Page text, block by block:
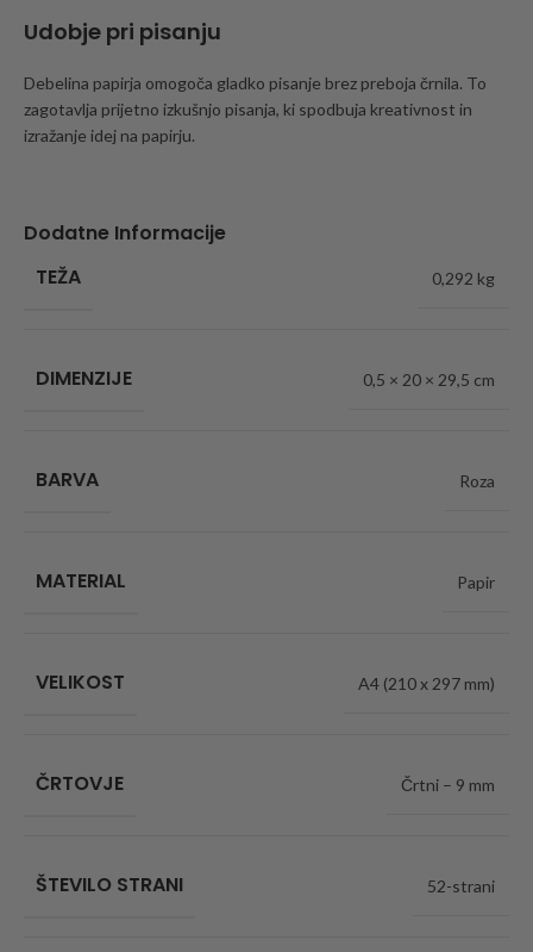
Udobje pri pisanju
Debelina papirja omogoča gladko pisanje brez preboja črnila. To
zagotavlja prijetno izkušnjo pisanja, ki spodbuja kreativnost in
izražanje idej na papirju.
Dodatne Informacije
TEŽA
0,292 kg
DIMENZIJE 0,5 × 20 × 29,5 cm
BARVA Roza
MATERIAL Papir
VELIKOST A4 (210 x 297 mm)
ČRTOVJE Črtni – 9 mm
ŠTEVILO STRANI 52-strani